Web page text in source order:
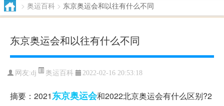
> 奥运百科 > 东京奥运会和以往有什么不同
东京奥运会和以往有什么不同
网友:dj 奥运百科 2022-02-16 20:53:18
摘要：2021东京奥运会和2022北京奥运会有什么区别?2